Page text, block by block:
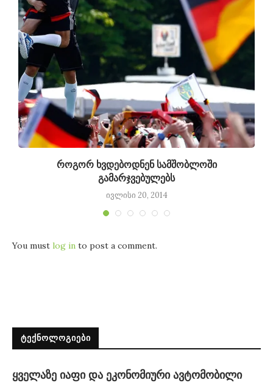
როგორ ხვდებოდნენ სამშობლოში
გამარჯვებულებს
ივლისი 20, 2014
You must log in to post a comment.
ᲢᲔᲥᲜᲝᲚᲝᲒᲘᲔᲑᲘ
ყველაზე იაფი და ეკონომიური ავტომობილი